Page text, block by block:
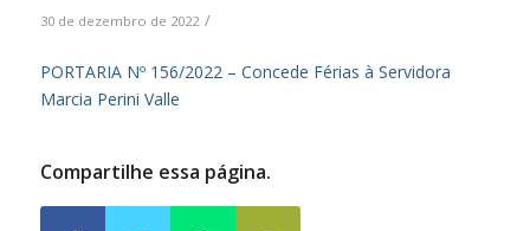
30 de dezembro de 2022 /
PORTARIA Nº 156/2022 – Concede Férias à Servidora
Marcia Perini Valle
Compartilhe essa página.